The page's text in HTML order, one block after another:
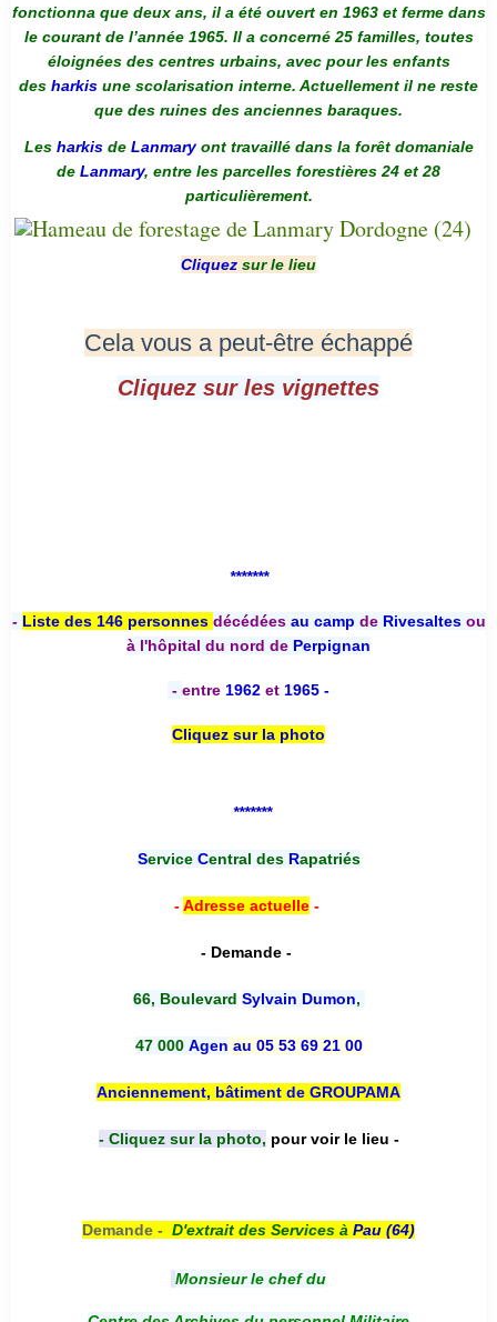
fonctionna que deux ans, il a été ouvert en 1963 et ferme dans
le courant de l’année 1965. Il a concerné 25 familles, toutes
éloignées des centres urbains, avec pour les enfants
des harkis une scolarisation interne. Actuellement il ne reste
que des ruines des anciennes baraques.
Les harkis de Lanmaryont travaillé dans la forêt domaniale
de Lanmary, entre les parcelles forestières 24 et 28
particulièrement.
Cliquez sur le lieu
Cela vous a peut-être échappé
Cliquez sur les vignettes
*******
- Liste des 146 personnes décédées au camp deRivesaltesou
à l'hôpital du nord de Perpignan
- entre 1962 et 1965 -
Cliquez sur la photo
*******
Service Central desRapatriés
-Adresse actuelle-
- Demande -
66, Boulevard Sylvain Dumon,
47 000 Agen au 05 53 69 21 00
Anciennement, bâtiment de GROUPAMA
- Cliquez sur la photo, pour voir le lieu -
Demande - D'extrait des Services à Pau (64)
Monsieur le chef du